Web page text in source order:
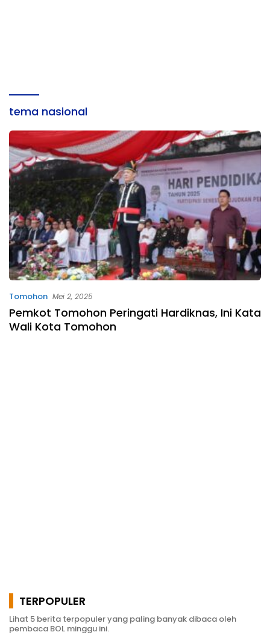
tema nasional
Tomohon Mei 2, 2025
Pemkot Tomohon Peringati Hardiknas, Ini Kata
Wali Kota Tomohon
TERPOPULER
Lihat 5 berita terpopuler yang paling banyak dibaca oleh
pembaca BOL minggu ini.